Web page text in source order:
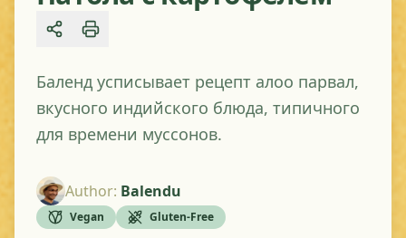
Share
Баленд усписывает рецепт алоо парвал,
вкусного индийского блюда, типичного
для времени муссонов.
Author: Balendu
Vegan Gluten-Free